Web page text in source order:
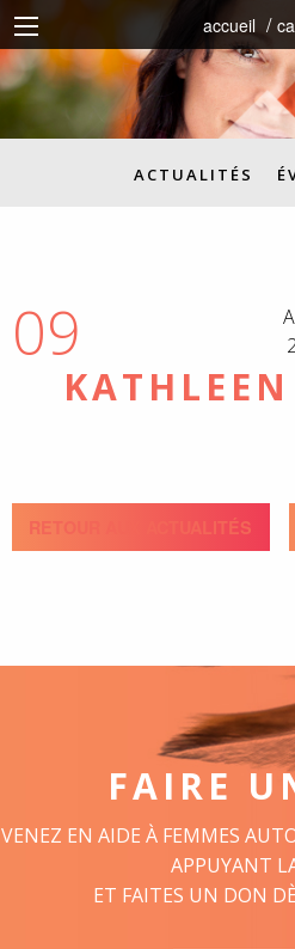
accueil
ACTUALITÉS
09
RETOUR AUX ACTUALITÉS
FAIRE
VENEZ EN AIDE À FEMMES
APPUYANT
ET FAITES UN DON